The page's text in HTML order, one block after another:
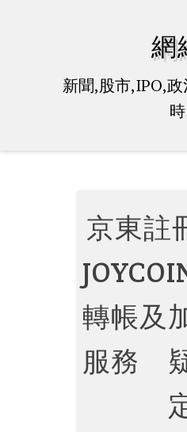
網
新聞,股市,IPO,
時
京東註
轉帳及
服務